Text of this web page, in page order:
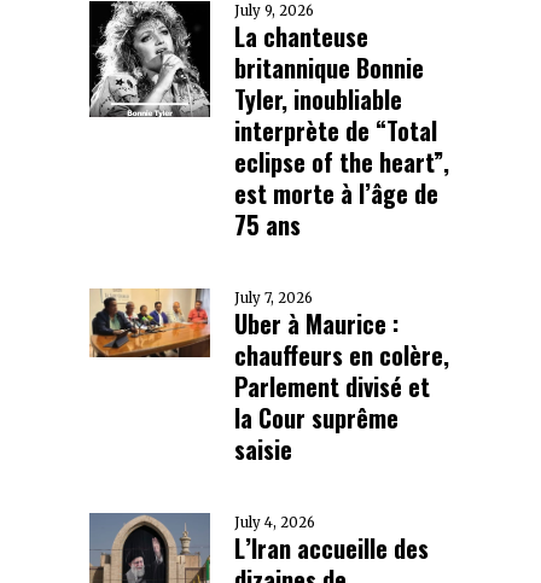
July 9, 2026
La chanteuse
britannique Bonnie
Tyler, inoubliable
interprète de “Total
eclipse of the heart”,
est morte à l’âge de
75 ans
July 7, 2026
Uber à Maurice :
chauffeurs en colère,
Parlement divisé et
la Cour suprême
saisie
July 4, 2026
L’Iran accueille des